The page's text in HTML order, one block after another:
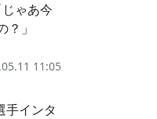
ゃあ今
」
11:05
手インタ